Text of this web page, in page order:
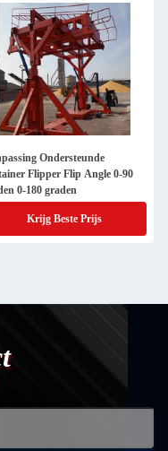
Ondersteunde
Flipper Flip Angle 0-90
0-180 graden
Krijg Beste Prijs